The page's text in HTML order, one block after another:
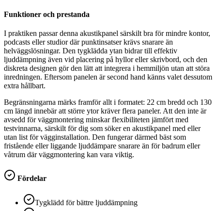
Funktioner och prestanda
I praktiken passar denna akustikpanel särskilt bra för mindre kontor,
podcasts eller studior där punktinsatser krävs snarare än
helväggslösningar. Den tygklädda ytan bidrar till effektiv
ljuddämpning även vid placering på hyllor eller skrivbord, och den
diskreta designen gör den lätt att integrera i hemmiljön utan att störa
inredningen. Eftersom panelen är second hand känns valet dessutom
extra hållbart.
Begränsningarna märks framför allt i formatet: 22 cm bredd och 130
cm längd innebär att större ytor kräver flera paneler. Att den inte är
avsedd för väggmontering minskar flexibiliteten jämfört med
testvinnarna, särskilt för dig som söker en akustikpanel med eller
utan list för vägginstallation. Den fungerar därmed bäst som
fristående eller liggande ljuddämpare snarare än för badrum eller
våtrum där väggmontering kan vara viktig.
Fördelar
Tygklädd för bättre ljuddämpning